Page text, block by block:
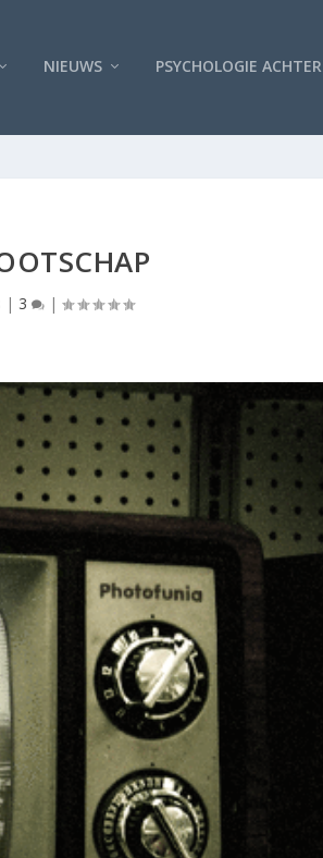
NIEUWS PSYCHOLOGIE ACHTER
| 3 |